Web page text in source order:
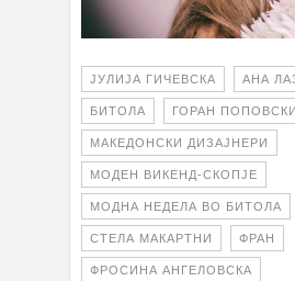
ЈУЛИЈА ГИЧЕВСКА АНА
БИТОЛА ГОРАН ПОПОВСКИ
МАКЕДОНСКИ ДИЗАЈНЕРИ
МОДЕН ВИКЕНД-СКОПЈЕ
МОДНА НЕДЕЛА ВО БИТОЛА
СТЕЛА МАКАРТНИ ФРАН
ФРОСИНА АНГЕЛОВСКА